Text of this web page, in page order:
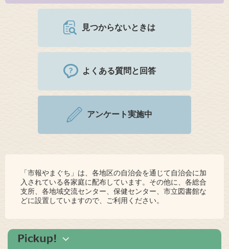
見つからないときは
よくある質問と回答
アンケート実施中
「市報やまぐち」は、各地区の自治会を通じて自治会に加
入されている各家庭に配布しています。その他に、各総合
支所、各地域交流センター、保健センター、市立図書館な
どに設置していますので、ご利用ください。